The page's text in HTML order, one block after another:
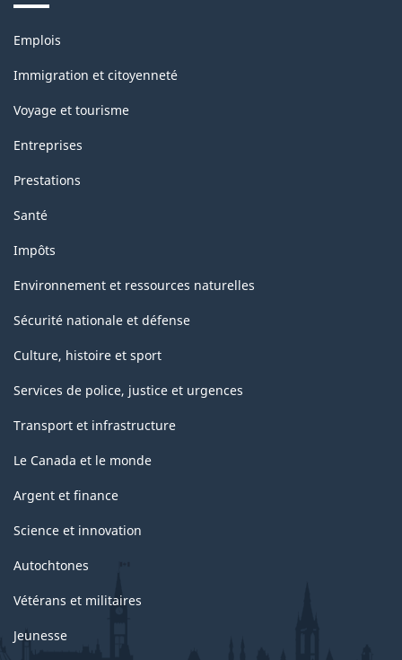
Thèmes
sujets
Emplois
Immigration et citoyenneté
Voyage et tourisme
Entreprises
Prestations
Santé
Impôts
Environnement et ressources naturelles
Sécurité nationale et défense
Culture, histoire et sport
Services de police, justice et urgences
Transport et infrastructure
Le Canada et le monde
Argent et finance
Science et innovation
Autochtones
Vétérans et militaires
Jeunesse